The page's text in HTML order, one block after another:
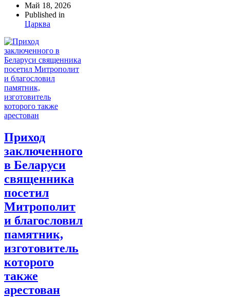
Май 18, 2026
Published in
Царква
Приход
заключенного
в Беларуси
священника
посетил
Митрополит
и благословил
памятник,
изготовитель
которого
также
арестован